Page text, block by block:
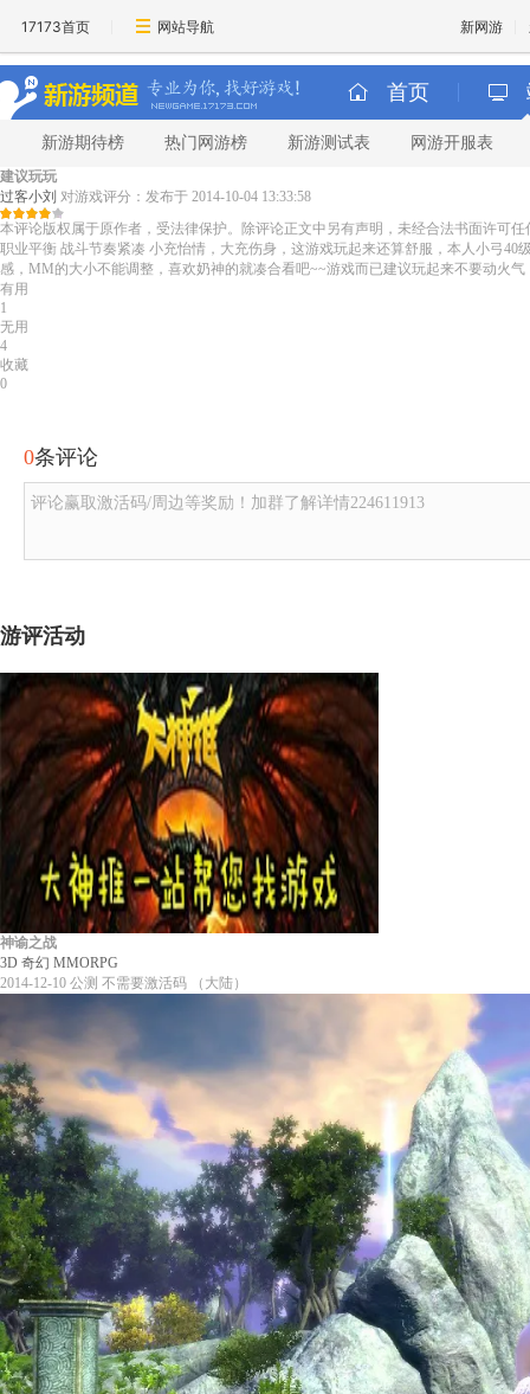
17173首页 网站导航 新网游
首页
新游期待榜 热门网游榜 新游测试表 网游开服表
建议玩玩
过客小刘 对游戏评分： 发布于 2014-10-04 13:33:58
本评论版权属于原作者，受法律保护。除评论正文中另有声明，未经合法书面许可
职业平衡 战斗节奏紧凑 小充怡情，大充伤身，这游戏玩起来还算舒服，本人小弓
感，MM的大小不能调整，喜欢奶神的就凑合看吧~~游戏而已建议玩起来不要动火
有用
1
无用
4
收藏
0
0条评论
评论赢取激活码/周边等奖励！加群了解详情224611913
游评活动
神谕之战
3D 奇幻 MMORPG
2014-12-10 公测 不需要激活码 （大陆）